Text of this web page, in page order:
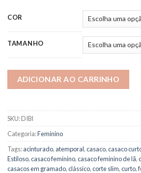
COR
TAMANHO
ADICIONAR AO CARRINHO
SKU:DIBl
Categoria:Feminino
Tags:acinturado, atemporal,casaco,casaco
Estiloso,casaco feminino,casaco feminino de lã,
casacos em gramado,clássico,corte slim,curto,